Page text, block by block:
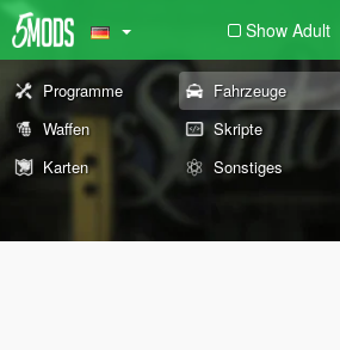
Show Adult
Programme Fahrzeuge
Waffen
Skripte
Karten
Sonstiges